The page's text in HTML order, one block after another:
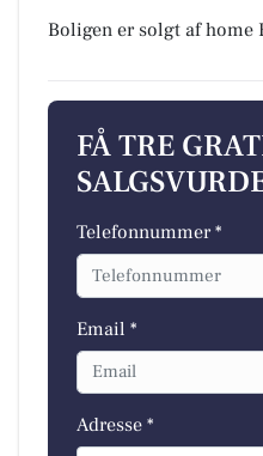
Boligen er solgt af home
FÅ TRE
Telefonnummer *
Email *
Adresse *